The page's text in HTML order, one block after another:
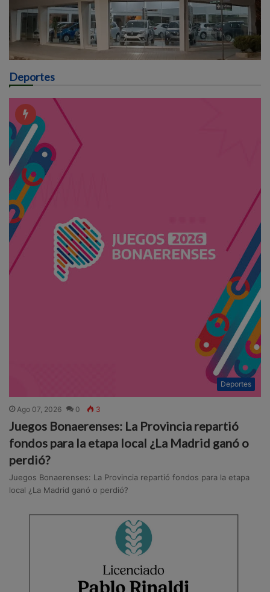
Deportes
Deportes
Ago 07, 2026 0 3
Juegos Bonaerenses: La Provincia repartió
fondos para la etapa local ¿La Madrid ganó o
perdió?
Juegos Bonaerenses: La Provincia repartió fondos para la etapa
local ¿La Madrid ganó o perdió?